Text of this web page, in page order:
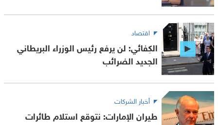
اقتصاد
الكِفائي: لن يرفع رئيس الوزراء البريطاني
الجديد الضرائب
أخبار الشركات
طيران الإمارات: نتوقع استلام طائرات